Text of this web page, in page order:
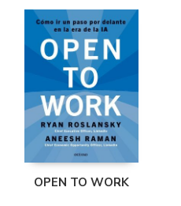
OPEN TO WORK